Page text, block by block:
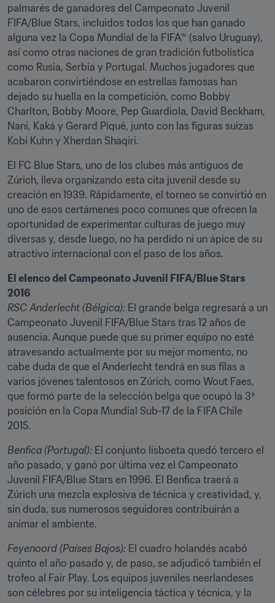
palmarés de ganadores del Campeonato Juvenil
FIFA/Blue Stars, incluidos todos los que han ganado
alguna vez la Copa Mundial de la FIFA™ (salvo Uruguay),
así como otras naciones de gran tradición futbolística
como Rusia, Serbia y Portugal. Muchos jugadores que
acabaron convirtiéndose en estrellas famosas han
dejado su huella en la competición, como Bobby
Charlton, Bobby Moore, Pep Guardiola, David Beckham,
Nani, Kaká y Gerard Piqué, junto con las figuras suizas
Kobi Kuhn y Xherdan Shaqiri.
El FC Blue Stars, uno de los clubes más antiguos de
Zúrich, lleva organizando esta cita juvenil desde su
creación en 1939. Rápidamente, el torneo se convirtió en
uno de esos certámenes poco comunes que ofrecen la
oportunidad de experimentar culturas de juego muy
diversas y, desde luego, no ha perdido ni un ápice de su
atractivo internacional con el paso de los años.
El elenco del Campeonato Juvenil FIFA/Blue Stars
2016
RSC Anderlecht (Bélgica): El grande belga regresará a un
Campeonato Juvenil FIFA/Blue Stars tras 12 años de
ausencia. Aunque puede que su primer equipo no esté
atravesando actualmente por su mejor momento, no
cabe duda de que el Anderlecht tendrá en sus filas a
varios jóvenes talentosos en Zúrich, como Wout Faes,
que formó parte de la selección belga que ocupó la 3ª
posición en la Copa Mundial Sub-17 de la FIFA Chile
2015.
Benfica (Portugal): El conjunto lisboeta quedó tercero el
año pasado, y ganó por última vez el Campeonato
Juvenil FIFA/Blue Stars en 1996. El Benfica traerá a
Zúrich una mezcla explosiva de técnica y creatividad, y,
sin duda, sus numerosos seguidores contribuirán a
animar el ambiente.
Feyenoord (Países Bajos): El cuadro holandés acabó
quinto el año pasado y, de paso, se adjudicó también el
trofeo al Fair Play. Los equipos juveniles neerlandeses
son célebres por su inteligencia táctica y técnica, y la